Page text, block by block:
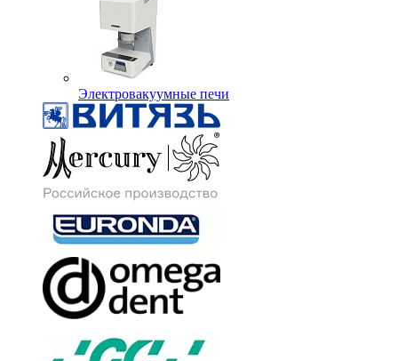
Электровакуумные печи